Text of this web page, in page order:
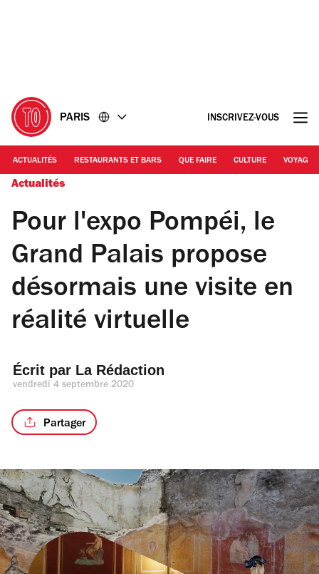
PARIS INSCRIVEZ-VOUS
ACTUALITÉS RESTAURANTS ET BARS QUE FAIRE CULTURE VOYAGE
Actualités
Pour l'expo Pompéi, le
Grand Palais propose
désormais une visite en
réalité virtuelle
Écrit par La Rédaction
vendredi 4 septembre 2020
Partager